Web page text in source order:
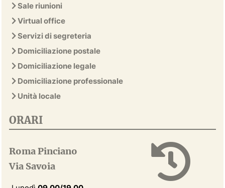
Sale riunioni
Virtual office
Servizi di segreteria
Domiciliazione postale
Domiciliazione legale
Domiciliazione professionale
Unità locale
ORARI
Roma Pinciano
Via Savoia